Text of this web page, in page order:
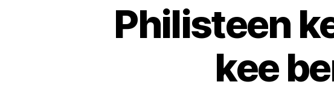
Philisteen
kee